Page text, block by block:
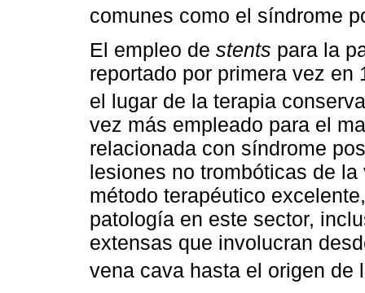
comunes como el síndrome
El empleo de stents para la
reportado por primera vez
el lugar de la terapia
vez más empleado para el
relacionada con síndrome
lesiones no trombóticas de
método terapéutico
patología en este sector,
extensas que involucran
vena cava hasta el origen de